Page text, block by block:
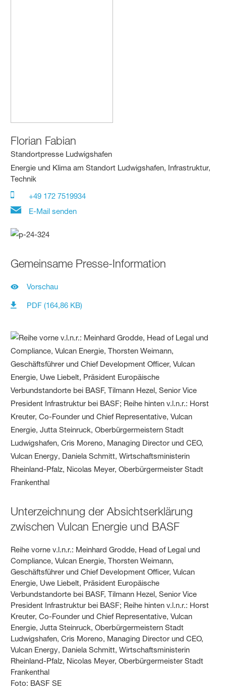
Florian Fabian
Standortpresse Ludwigshafen
Energie und Klima am Standort Ludwigshafen, Infrastruktur,
Technik
+49 172 7519934
E-Mail senden
Gemeinsame Presse-Information
Vorschau
PDF (164,86 KB)
Unterzeichnung der Absichtserklärung
zwischen Vulcan Energie und BASF
Reihe vorne v.l.n.r.: Meinhard Grodde, Head of Legal und
Compliance, Vulcan Energie, Thorsten Weimann,
Geschäftsführer und Chief Development Officer, Vulcan
Energie, Uwe Liebelt, Präsident Europäische
Verbundstandorte bei BASF, Tilmann Hezel, Senior Vice
President Infrastruktur bei BASF; Reihe hinten v.l.n.r.: Horst
Kreuter, Co-Founder und Chief Representative, Vulcan
Energie, Jutta Steinruck, Oberbürgermeistern Stadt
Ludwigshafen, Cris Moreno, Managing Director und CEO,
Vulcan Energy, Daniela Schmitt, Wirtschaftsministerin
Rheinland-Pfalz, Nicolas Meyer, Oberbürgermeister Stadt
Frankenthal
Foto: BASF SE